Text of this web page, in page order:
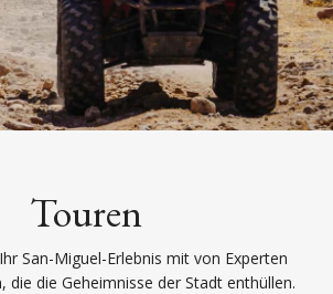
Touren
San-Miguel-Erlebnis mit von Experten
die die Geheimnisse der Stadt enthüllen.